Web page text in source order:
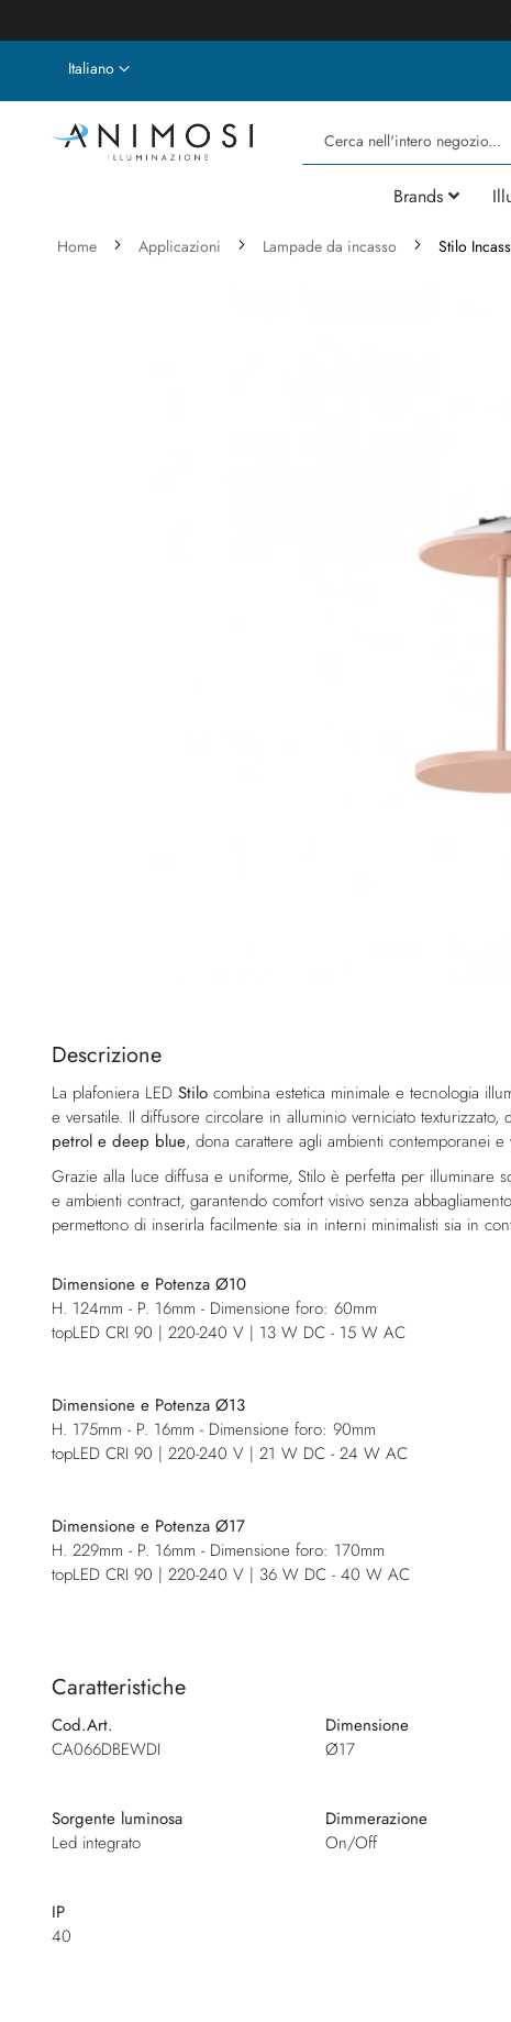
Lingua
Italiano
Cerca
Brands
Home Applicazioni Lampade da incasso Stilo
della
di
immagini
Descrizione
La plafoniera LED Stilo combina estetica minimale e tecnologia
e versatile. Il diffusore circolare in alluminio verniciato texturizzato,
petrol e deep blue, dona carattere agli ambienti contemporanei
Grazie alla luce diffusa e uniforme, Stilo è perfetta per illuminare
e ambienti contract, garantendo comfort visivo senza
permettono di inserirla facilmente sia in interni minimalisti sia in
Dimensione e Potenza Ø10
H. 124mm - P. 16mm - Dimensione foro: 60mm
topLED CRI 90 | 220-240 V | 13 W DC - 15 W AC
Dimensione e Potenza Ø13
H. 175mm - P. 16mm - Dimensione foro: 90mm
topLED CRI 90 | 220-240 V | 21 W DC - 24 W AC
Dimensione e Potenza Ø17
H. 229mm - P. 16mm - Dimensione foro: 170mm
topLED CRI 90 | 220-240 V | 36 W DC - 40 W AC
Caratteristiche
Cod.Art.
CA066DBEWDI
Dimensione
Ø17
Sorgente luminosa
Led integrato
Dimmerazione
On/Off
IP
40